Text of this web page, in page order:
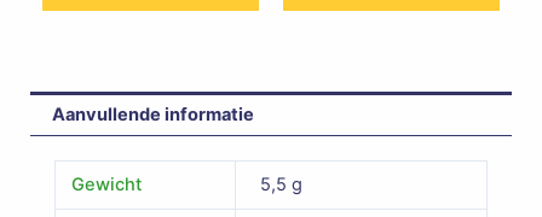
Aanvullende informatie
Gewicht 5,5 g